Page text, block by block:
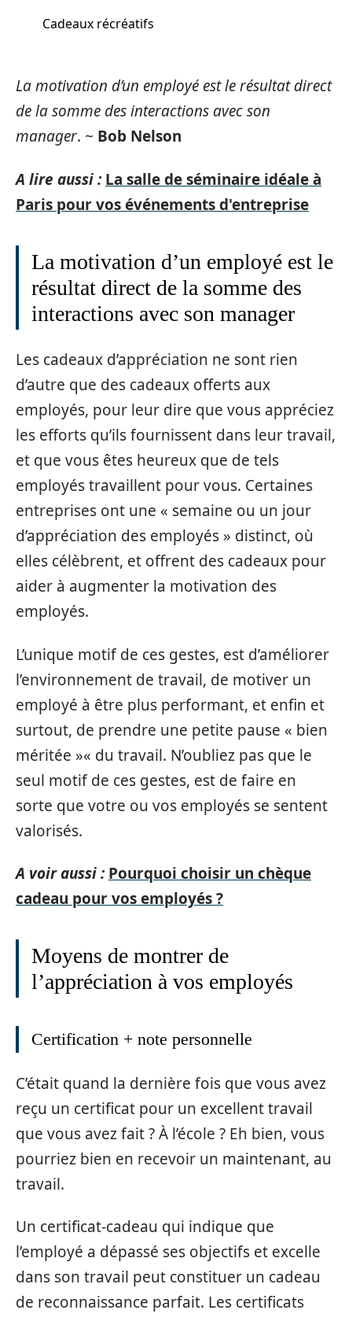
Cadeaux récréatifs
La motivation d’un employé est le résultat direct
de la somme des interactions avec son
manager. ~ Bob Nelson
A lire aussi : La salle de séminaire idéale à
Paris pour vos événements d'entreprise
La motivation d’un employé est le
résultat direct de la somme des
interactions avec son manager
Les cadeaux d’appréciation ne sont rien
d’autre que des cadeaux offerts aux
employés, pour leur dire que vous appréciez
les efforts qu’ils fournissent dans leur travail,
et que vous êtes heureux que de tels
employés travaillent pour vous. Certaines
entreprises ont une « semaine ou un jour
d’appréciation des employés » distinct, où
elles célèbrent, et offrent des cadeaux pour
aider à augmenter la motivation des
employés.
L’unique motif de ces gestes, est d’améliorer
l’environnement de travail, de motiver un
employé à être plus performant, et enfin et
surtout, de prendre une petite pause « bien
méritée »« du travail. N’oubliez pas que le
seul motif de ces gestes, est de faire en
sorte que votre ou vos employés se sentent
valorisés.
A voir aussi : Pourquoi choisir un chèque
cadeau pour vos employés ?
Moyens de montrer de
l’appréciation à vos employés
Certification + note personnelle
C’était quand la dernière fois que vous avez
reçu un certificat pour un excellent travail
que vous avez fait ? À l’école ? Eh bien, vous
pourriez bien en recevoir un maintenant, au
travail.
Un certificat-cadeau qui indique que
l’employé a dépassé ses objectifs et excelle
dans son travail peut constituer un cadeau
de reconnaissance parfait. Les certificats